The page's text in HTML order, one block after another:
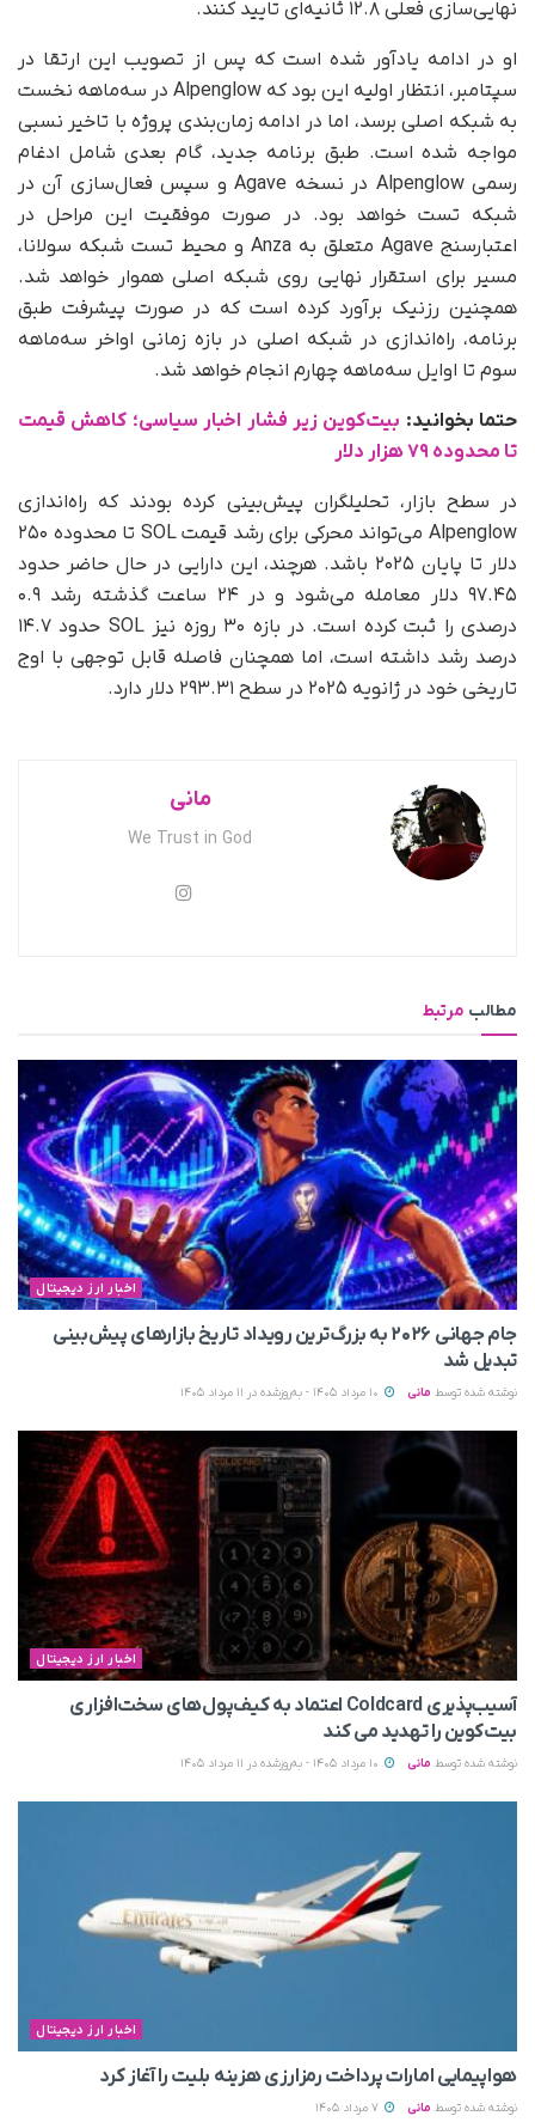
نهایی‌سازی فعلی ۱۲.۸ ثانیه‌ای تایید کنند.
او در ادامه یادآور شده است که پس از تصویب این ارتقا در
سپتامبر، انتظار اولیه این بود که Alpenglow در سه‌ماهه نخست
به شبکه اصلی برسد، اما در ادامه زمان‌بندی پروژه با تاخیر نسبی
مواجه شده است. طبق برنامه جدید، گام بعدی شامل ادغام
رسمی Alpenglow در نسخه Agave و سپس فعال‌سازی آن در
شبکه تست خواهد بود. در صورت موفقیت این مراحل در
اعتبارسنج Agave متعلق به Anza و محیط تست شبکه سولانا،
مسیر برای استقرار نهایی روی شبکه اصلی هموار خواهد شد.
همچنین رزنیک برآورد کرده است که در صورت پیشرفت طبق
برنامه، راه‌اندازی در شبکه اصلی در بازه زمانی اواخر سه‌ماهه
سوم تا اوایل سه‌ماهه چهارم انجام خواهد شد.
حتما بخوانید: بیت‌کوین زیر فشار اخبار سیاسی؛ کاهش قیمت
تا محدوده ۷۹ هزار دلار
در سطح بازار، تحلیلگران پیش‌بینی کرده بودند که راه‌اندازی
Alpenglow می‌تواند محرکی برای رشد قیمت SOL تا محدوده ۲۵۰
دلار تا پایان ۲۰۲۵ باشد. هرچند، این دارایی در حال حاضر حدود
۹۷.۴۵ دلار معامله می‌شود و در ۲۴ ساعت گذشته رشد ۰.۹
درصدی را ثبت کرده است. در بازه ۳۰ روزه نیز SOL حدود ۱۴.۷
درصد رشد داشته است، اما همچنان فاصله قابل توجهی با اوج
تاریخی خود در ژانویه ۲۰۲۵ در سطح ۲۹۳.۳۱ دلار دارد.
مانی
We Trust in God
مطالب مرتبط
اخبار ارز دیجیتال
جام جهانی ۲۰۲۶ به بزرگ‌ترین رویداد تاریخ بازارهای پیش‌بینی
تبدیل شد
نوشته شده توسط مانی
اخبار ارز دیجیتال
آسیب‌پذیری Coldcard اعتماد به کیف‌پول‌های سخت‌افزاری
بیت‌کوین را تهدید می‌ کند
نوشته شده توسط مانی
اخبار ارز دیجیتال
هواپیمایی امارات پرداخت رمزارزی هزینه بلیت را آغاز کرد
نوشته شده توسط مانی